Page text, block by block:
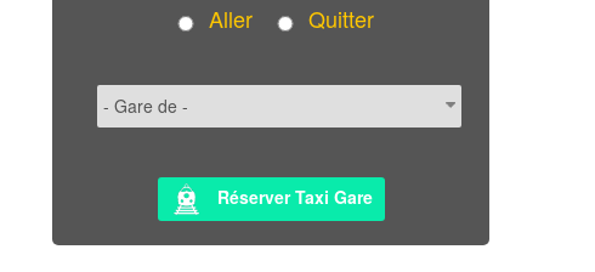
Aller Quitter
Réserver Taxi Gare